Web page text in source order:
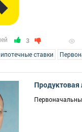
3
ипотечные ставки
Продуктовая